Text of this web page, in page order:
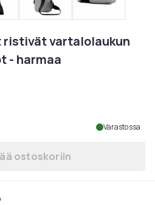
ristivät vartalolaukun
- harmaa
Varastossa
Lisää Olkalaukku miehet
ostoskoriin